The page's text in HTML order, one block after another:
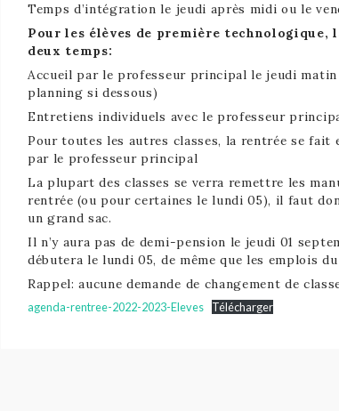
Temps d’intégration le jeudi après midi ou le
Pour les élèves de première technologique,
deux temps:
Accueil par le professeur principal le jeudi
planning si dessous)
Entretiens individuels avec le professeur
Pour toutes les autres classes, la rentrée se fait
par le professeur principal
La plupart des classes se verra remettre les
rentrée (ou pour certaines le lundi 05), il faut
un grand sac.
Il n’y aura pas de demi-pension le jeudi 01
débutera le lundi 05, de même que les emplois
Rappel: aucune demande de changement de
agenda-rentree-2022-2023-Eleves Télécharger